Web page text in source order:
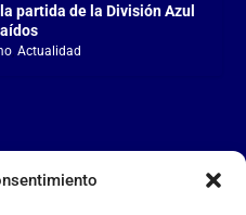
partida de la División Azul
,Actualidad